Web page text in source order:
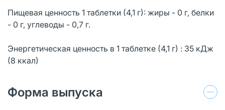
Пищевая ценность 1 таблетки (4,1 г): жиры - 0 г, белки
- 0 г, углеводы - 0,7 г.
Энергетическая ценность в 1 таблетке (4,1 г) : 35 кДж
(8 ккал)
Форма выпуска